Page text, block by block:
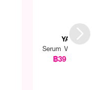
YANHEE
Serum Vit C
฿39